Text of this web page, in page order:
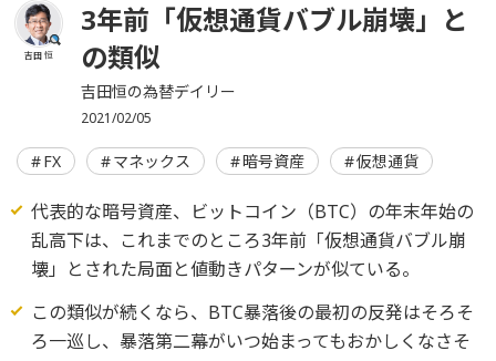
吉田 恒
3年前「仮想通貨バブル崩壊」と
の類似
吉田恒の為替デイリー
2021/02/05
FX マネックス 暗号資産 仮想通貨
代表的な暗号資産、ビットコイン（BTC）の年末年始の
乱高下は、これまでのところ3年前「仮想通貨バブル崩
壊」とされた局面と値動きパターンが似ている。
この類似が続くなら、BTC暴落後の最初の反発はそろそ
ろ一巡し、暴落第二幕がいつ始まってもおかしくなさそ